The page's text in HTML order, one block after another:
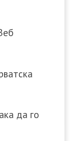
да го